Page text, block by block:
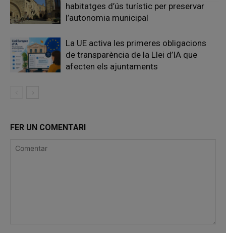
habitatges d’ús turístic per preservar
l’autonomia municipal
La UE activa les primeres obligacions
de transparència de la Llei d’IA que
afecten els ajuntaments
FER UN COMENTARI